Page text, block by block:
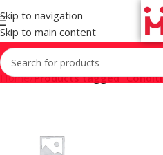
Skip to navigation
Skip to main content
Home/Products tagged